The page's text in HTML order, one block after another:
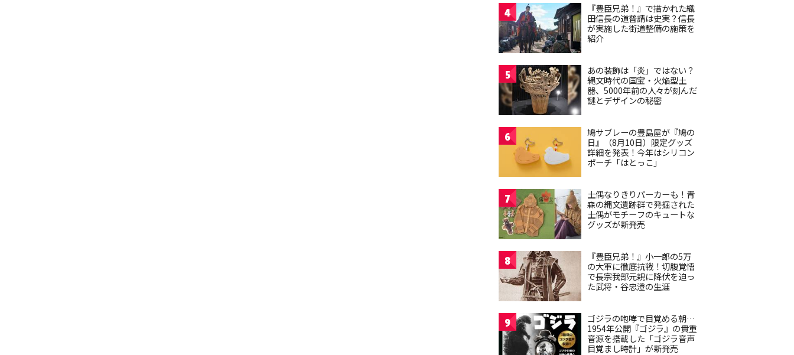
4
『豊臣兄弟！』で描かれた織
田信長の道普請は史実？信長
が実施した街道整備の施策を
紹介
5
あの装飾は「炎」ではない？
縄文時代の国宝・火焔型土
器、5000年前の人々が刻んだ
謎とデザインの秘密
6
鳩サブレーの豊島屋が『鳩の
日』（8月10日）限定グッズ
詳細を発表！今年はシリコン
ポーチ「はとっこ」
7
土偶なりきりパーカーも！青
森の縄文遺跡群で発掘された
土偶がモチーフのキュートな
グッズが新発売
8
『豊臣兄弟！』小一郎の5万
の大軍に徹底抗戦！切腹覚悟
で長宗我部元親に降伏を迫っ
た武将・谷忠澄の生涯
9
ゴジラの咆哮で目覚める朝…
1954年公開『ゴジラ』の貴重
音源を搭載した「ゴジラ音声
目覚まし時計」が新発売